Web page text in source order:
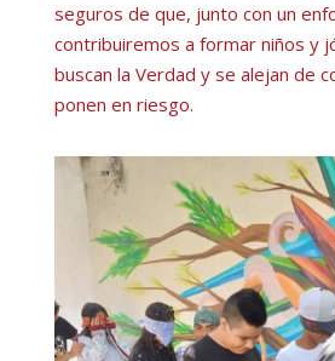
seguros de que, junto con un
contribuiremos a formar niños y
buscan la Verdad y se alejan de
ponen en riesgo.